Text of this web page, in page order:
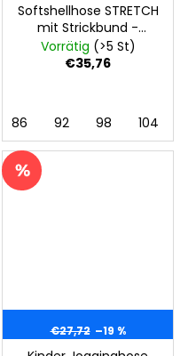
110 116 122 128
Softshellhose STRETCH
mit Strickbund -
Schwarz
Vorrätig (>5 St)
€35,76
86 92 98 104
€27,72 –19 %